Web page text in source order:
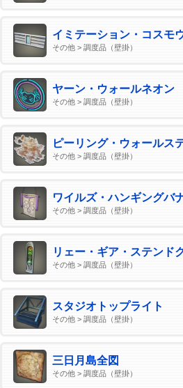
イミテーション・コスモ
その他 > 調度品（壁掛）
ヤーン・ウォールネオン
その他 > 調度品（壁掛）
ピーリング・ウォールス
その他 > 調度品（壁掛）
ワイルズ・ハンギングバ
その他 > 調度品（壁掛）
リェー・ギア・ステンド
その他 > 調度品（壁掛）
スタジオトップライト
その他 > 調度品（壁掛）
三日月島全図
その他 > 調度品（壁掛）